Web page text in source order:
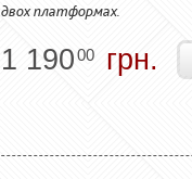
двох платформах.
1 19000 грн.